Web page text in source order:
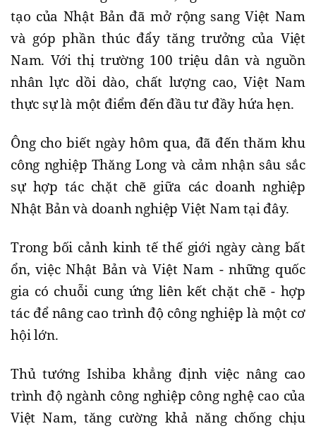
tạo của Nhật Bản đã mở rộng sang Việt Nam
và góp phần thúc đẩy tăng trưởng của Việt
Nam. Với thị trường 100 triệu dân và nguồn
nhân lực dồi dào, chất lượng cao, Việt Nam
thực sự là một điểm đến đầu tư đầy hứa hẹn.
Ông cho biết ngày hôm qua, đã đến thăm khu
công nghiệp Thăng Long và cảm nhận sâu sắc
sự hợp tác chặt chẽ giữa các doanh nghiệp
Nhật Bản và doanh nghiệp Việt Nam tại đây.
Trong bối cảnh kinh tế thế giới ngày càng bất
ổn, việc Nhật Bản và Việt Nam - những quốc
gia có chuỗi cung ứng liên kết chặt chẽ - hợp
tác để nâng cao trình độ công nghiệp là một cơ
hội lớn.
Thủ tướng Ishiba khẳng định việc nâng cao
trình độ ngành công nghiệp công nghệ cao của
Việt Nam, tăng cường khả năng chống chịu